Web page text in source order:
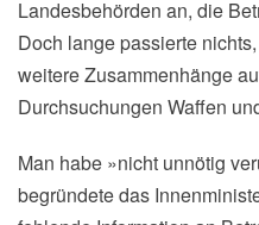
Landesbehörden an, die
Doch lange passierte
weitere Zusammenhänge
Durchsuchungen Waffen
Man habe »nicht unnötig
begründete das